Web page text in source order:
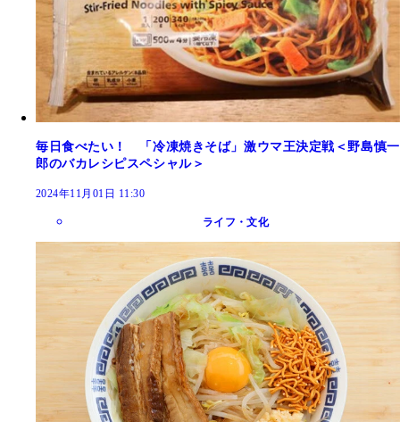
毎日食べたい！ 「冷凍焼きそば」激ウマ王決定戦＜野島慎一
郎のバカレシピスペシャル＞
2024年11月01日 11:30
ライフ・文化